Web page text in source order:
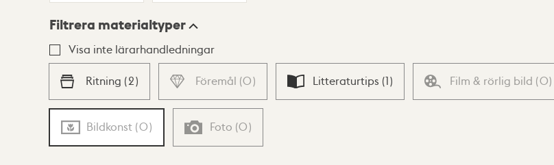
Lista Karta
Filtrera materialtyper
Visa inte lärarhandledningar
Ritning (2) Föremål (0) Litteraturtips (1) Film & rörlig bild (0)
Bildkonst (0) Foto (0)